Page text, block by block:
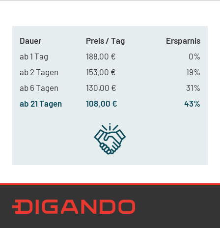
Dauer Preis / Tag
Ersparnis
ab 1 Tag
188,00 €
0%
ab 2 Tagen
153,00 €
19%
ab 6 Tagen
130,00 €
31%
ab 21 Tagen
108,00 € 43%
Ich bestätige, dass ich die
Datenschutzrichtlinien